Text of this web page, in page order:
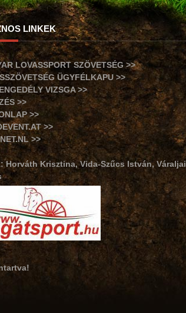
LINKEK
LOVASSPORT SZÖVETSÉG >>
ÜGYFÉLKAPU >>
VIZSGA >>
>>
>>
>>
>>
Horváth Krisztina, Vida-Szűcs István, Váraljai